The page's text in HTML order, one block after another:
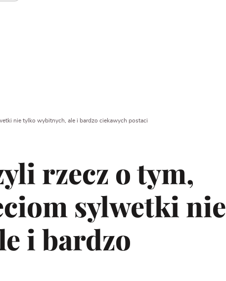
nie tylko wybitnych, ale i bardzo ciekawych postaci
rzecz o tym,
sylwetki nie
i bardzo